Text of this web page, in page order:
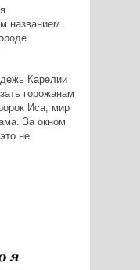
названием
Карелии
горожанам
Иса, мир
За окном
не